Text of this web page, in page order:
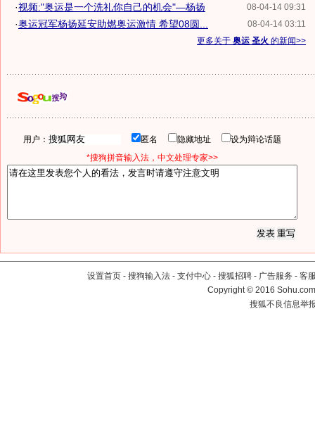
08-04-14 09:31
·视频:"奥运是一个洗礼你自己的机会"—杨扬
08-04-14 03:11
·奥运冠军杨扬延安助燃奥运激情 希望08圆...
更多关于 奥运 圣火 的新闻>>
用户： 匿名 隐藏地址
设为辩论话题
*搜狗拼音输入法，中文处理专家>>
设置首页 - 搜狗输入法 - 支付中心 - 搜狐招聘 - 广告服务 - 客
Copyright©2016
搜狐不良信息举